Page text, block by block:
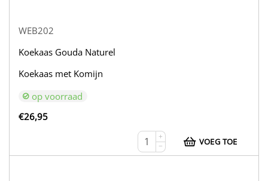
WEB202
Koekaas Gouda Naturel
Koekaas met Komijn
op voorraad
€26,95
+
−
VOEG TOE